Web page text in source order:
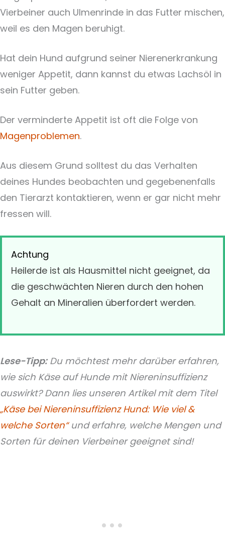
Vierbeiner auch Ulmenrinde in das Futter mischen,
weil es den Magen beruhigt.
Hat dein Hund aufgrund seiner Nierenerkrankung
weniger Appetit, dann kannst du etwas Lachsöl in
sein Futter geben.
Der verminderte Appetit ist oft die Folge von
Magenproblemen.
Aus diesem Grund solltest du das Verhalten
deines Hundes beobachten und gegebenenfalls
den Tierarzt kontaktieren, wenn er gar nicht mehr
fressen will.
Achtung
Heilerde ist als Hausmittel nicht geeignet, da
die geschwächten Nieren durch den hohen
Gehalt an Mineralien überfordert werden.
Lese-Tipp:Du möchtest mehr darüber erfahren,
wie sich Käse auf Hunde mit Niereninsuffizienz
auswirkt? Dann lies unseren Artikel mit dem Titel
„Käse bei Niereninsuffizienz Hund: Wie viel &
welche Sorten“und erfahre, welche Mengen und
Sorten für deinen Vierbeiner geeignet sind!